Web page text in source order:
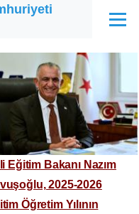
Menü
Eğitim Bakanı Nazım
2025-2026
Öğretim Yılının